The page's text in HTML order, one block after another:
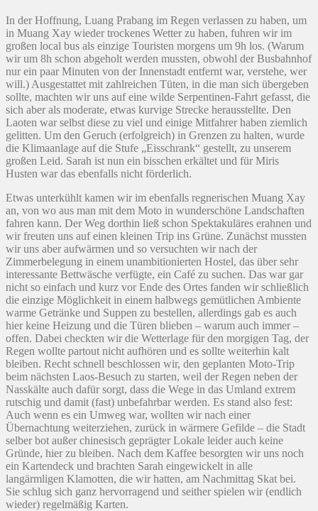
In der Hoffnung, Luang Prabang im Regen verlassen zu haben, um
in Muang Xay wieder trockenes Wetter zu haben, fuhren wir im
großen local bus als einzige Touristen morgens um 9h los. (Warum
wir um 8h schon abgeholt werden mussten, obwohl der Busbahnhof
nur ein paar Minuten von der Innenstadt entfernt war, verstehe, wer
will.) Ausgestattet mit zahlreichen Tüten, in die man sich übergeben
sollte, machten wir uns auf eine wilde Serpentinen-Fahrt gefasst, die
sich aber als moderate, etwas kurvige Strecke herausstellte. Den
Laoten war selbst diese zu viel und einige Mitfahrer haben ziemlich
gelitten. Um den Geruch (erfolgreich) in Grenzen zu halten, wurde
die Klimaanlage auf die Stufe „Eisschrank“ gestellt, zu unserem
großen Leid. Sarah ist nun ein bisschen erkältet und für Miris
Husten war das ebenfalls nicht förderlich.
Etwas unterkühlt kamen wir im ebenfalls regnerischen Muang Xay
an, von wo aus man mit dem Moto in wunderschöne Landschaften
fahren kann. Der Weg dorthin ließ schon Spektakuläres erahnen und
wir freuten uns auf einen kleinen Trip ins Grüne. Zunächst mussten
wir uns aber aufwärmen und so versuchten wir nach der
Zimmerbelegung in einem unambitionierten Hostel, das über sehr
interessante Bettwäsche verfügte, ein Café zu suchen. Das war gar
nicht so einfach und kurz vor Ende des Ortes fanden wir schließlich
die einzige Möglichkeit in einem halbwegs gemütlichen Ambiente
warme Getränke und Suppen zu bestellen, allerdings gab es auch
hier keine Heizung und die Türen blieben – warum auch immer –
offen. Dabei checkten wir die Wetterlage für den morgigen Tag, der
Regen wollte partout nicht aufhören und es sollte weiterhin kalt
bleiben. Recht schnell beschlossen wir, den geplanten Moto-Trip
beim nächsten Laos-Besuch zu starten, weil der Regen neben der
Nasskälte auch dafür sorgt, dass die Wege in das Umland extrem
rutschig und damit (fast) unbefahrbar werden. Es stand also fest:
Auch wenn es ein Umweg war, wollten wir nach einer
Übernachtung weiterziehen, zurück in wärmere Gefilde – die Stadt
selber bot außer chinesisch geprägter Lokale leider auch keine
Gründe, hier zu bleiben. Nach dem Kaffee besorgten wir uns noch
ein Kartendeck und brachten Sarah eingewickelt in alle
langärmligen Klamotten, die wir hatten, am Nachmittag Skat bei.
Sie schlug sich ganz hervorragend und seither spielen wir (endlich
wieder) regelmäßig Karten.